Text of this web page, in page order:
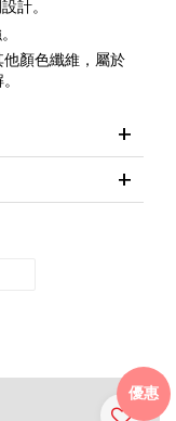
計。
顏色纖維，屬於
優惠